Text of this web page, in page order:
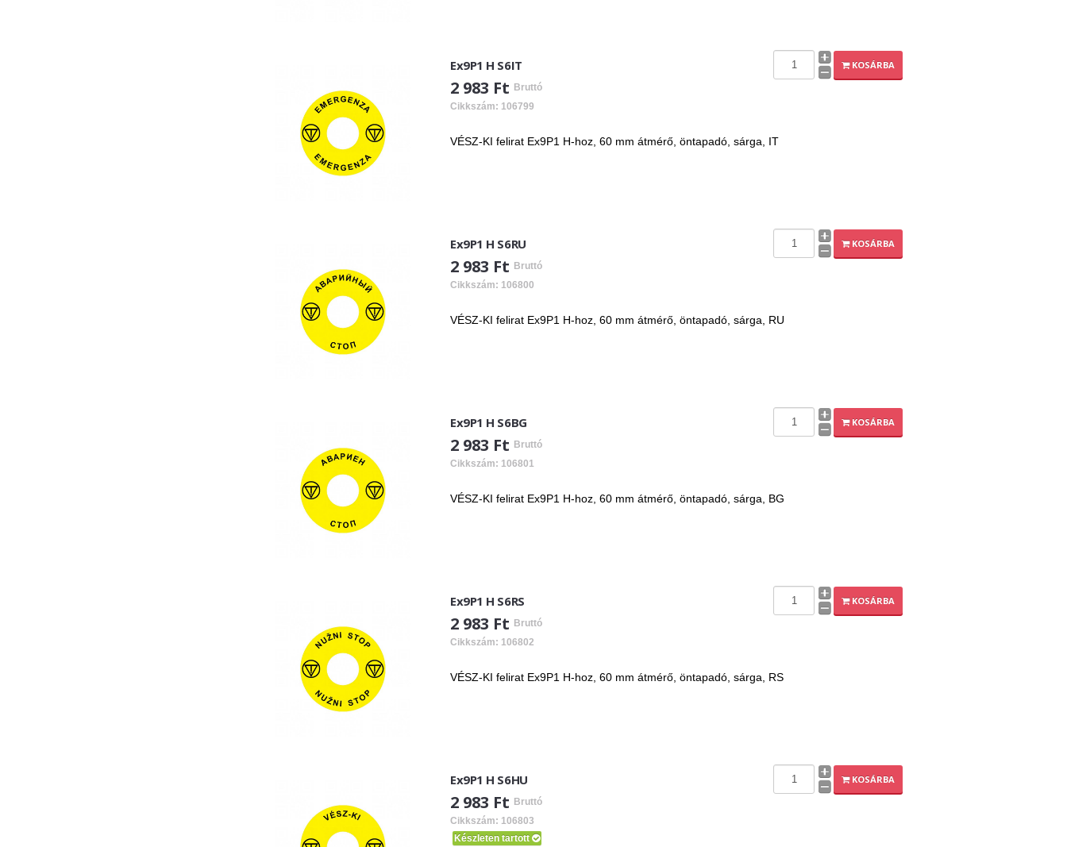
Ex9P1 H S6HU
2 983 Ft Bruttó
Cikkszám: 106803
Készleten tartott
KOSÁRBA
Ex9P1 H S6IT
2 983 Ft Bruttó
Cikkszám: 106799
KOSÁRBA
VÉSZ-KI felirat Ex9P1 H-hoz, 60 mm átmérő, öntapadó, sárga, IT
Ex9P1 H S6RU
2 983 Ft Bruttó
Cikkszám: 106800
KOSÁRBA
VÉSZ-KI felirat Ex9P1 H-hoz, 60 mm átmérő, öntapadó, sárga, RU
Ex9P1 H S6BG
2 983 Ft Bruttó
Cikkszám: 106801
KOSÁRBA
VÉSZ-KI felirat Ex9P1 H-hoz, 60 mm átmérő, öntapadó, sárga, BG
Ex9P1 H S6RS
2 983 Ft Bruttó
Cikkszám: 106802
KOSÁRBA
VÉSZ-KI felirat Ex9P1 H-hoz, 60 mm átmérő, öntapadó, sárga, RS